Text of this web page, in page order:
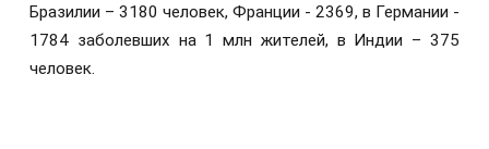
Бразилии – 3180 человек, Франции - 2369, в Германии -
1784 заболевших на 1 млн жителей, в Индии – 375
человек.